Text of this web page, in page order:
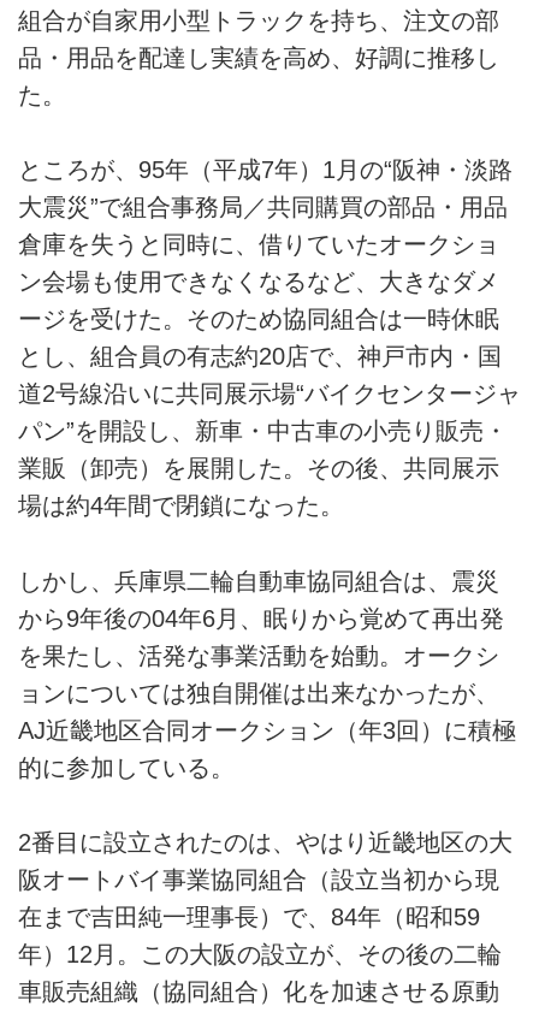
組合が自家用小型トラックを持ち、注文の部
品・用品を配達し実績を高め、好調に推移し
た。
ところが、95年（平成7年）1月の“阪神・淡路
大震災”で組合事務局／共同購買の部品・用品
倉庫を失うと同時に、借りていたオークショ
ン会場も使用できなくなるなど、大きなダメ
ージを受けた。そのため協同組合は一時休眠
とし、組合員の有志約20店で、神戸市内・国
道2号線沿いに共同展示場“バイクセンタージャ
パン”を開設し、新車・中古車の小売り販売・
業販（卸売）を展開した。その後、共同展示
場は約4年間で閉鎖になった。
しかし、兵庫県二輪自動車協同組合は、震災
から9年後の04年6月、眠りから覚めて再出発
を果たし、活発な事業活動を始動。オークシ
ョンについては独自開催は出来なかったが、
AJ近畿地区合同オークション（年3回）に積極
的に参加している。
2番目に設立されたのは、やはり近畿地区の大
阪オートバイ事業協同組合（設立当初から現
在まで吉田純一理事長）で、84年（昭和59
年）12月。この大阪の設立が、その後の二輪
車販売組織（協同組合）化を加速させる原動